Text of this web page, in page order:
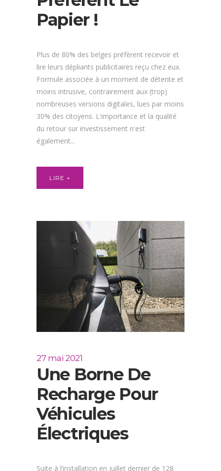
Papier !
Plus de 80% des belges préfèrent recevoir et
lire leurs dépliants publicitaires reçu chez eux.
Formule associée à un moment de détente et
moins intrusive, contrairement aux (trop)
nombreuses versions digitales, lues par moins
30% des citoyens. L'importance et la qualité
du retour sur investissement n'est
également...
LIRE +
27 mai 2021
Une Borne De
Recharge Pour
Véhicules
Électriques
Suite à l’installation en juillet dernier de 128